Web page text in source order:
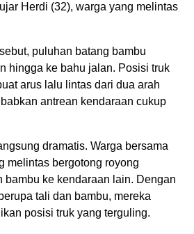
Herdi (32), warga yang melintas
puluhan batang bambu
hingga ke bahu jalan. Posisi truk
arus lalu lintas dari dua arah
antrean kendaraan cukup
dramatis. Warga bersama
melintas bergotong royong
bambu ke kendaraan lain. Dengan
tali dan bambu, mereka
posisi truk yang terguling.